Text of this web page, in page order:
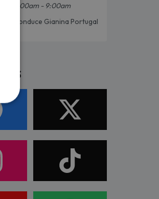
8:00am - 9:00am
Conduce Gianina Portugal